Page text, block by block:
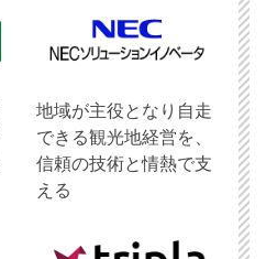
地域が主役となり自走
できる観光地経営を、
信頼の技術と情熱で支
える